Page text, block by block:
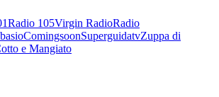
Radio 105Virgin RadioRadio
ComingsoonSuperguidatvZuppa di
e Mangiato